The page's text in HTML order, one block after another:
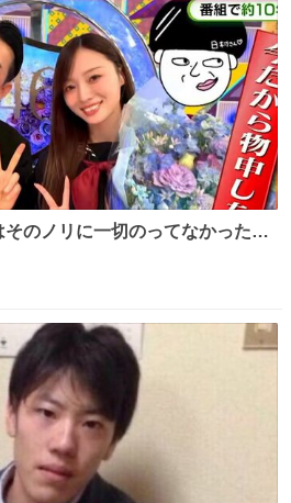
のノリに一切のってなかった1
て頭角を現しはじめてて大好き